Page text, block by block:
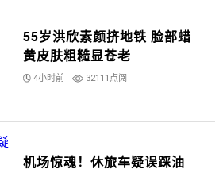
55岁洪欣素颜挤地铁 脸部蜡
黄皮肤粗糙显苍老
4小时前 32111点阅
机场惊魂！休旅车疑误踩油